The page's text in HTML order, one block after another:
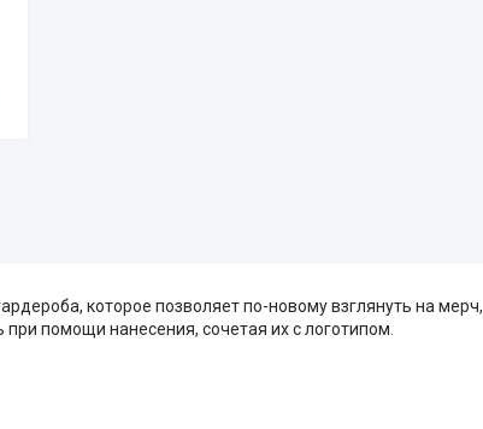
которое позволяет по-новому взглянуть на мерч,
помощи нанесения, сочетая их с логотипом.